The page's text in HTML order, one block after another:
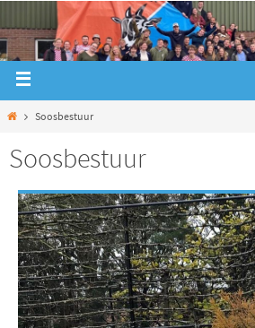
Soosbestuur
Soosbestuur